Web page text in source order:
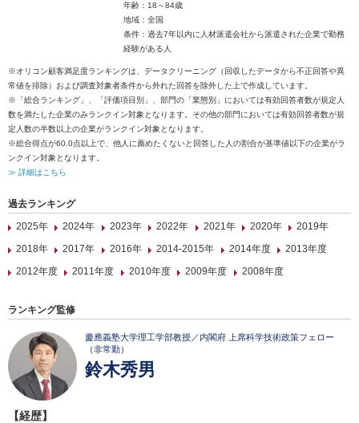
年齢：18～84歳
地域：全国
条件：過去7年以内に人材派遣会社から派遣された企業で勤務
経験がある人
※オリコン顧客満足度ランキングは、データクリーニング（回収したデータから不正回答や異
常値を排除）および調査対象者条件から外れた回答を除外した上で作成しています。
※「総合ランキング」、「評価項目別」、部門の「業態別」においては有効回答者数が規定人
数を満たした企業のみランクイン対象となります。その他の部門においては有効回答者数が規
定人数の半数以上の企業がランクイン対象となります。
※総合得点が60.0点以上で、他人に薦めたくないと回答した人の割合が基準値以下の企業がラ
ンクイン対象となります。
≫ 詳細はこちら
過去ランキング
2025年
2024年 2023年 2022年 2021年 2020年
2019年
2018年
2017年 2016年 2014-2015年 2014年度
2013年度
2012年度
2011年度 2010年度 2009年度 2008年度
ランキング監修
慶應義塾大学理工学部教授／内閣府 上席科学技術政策フェロー
（非常勤）
鈴木秀男
【経歴】